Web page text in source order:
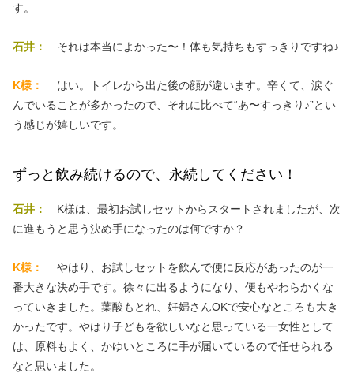
す。
石井： それは本当によかった〜！体も気持ちもすっきりですね♪
K様：
はい。トイレから出た後の顔が違います。辛くて、涙ぐ
んでいることが多かったので、それに比べて“あ〜すっきり♪”とい
う感じが嬉しいです。
ずっと飲み続けるので、永続してください！
石井：
K様は、最初お試しセットからスタートされましたが、次
に進もうと思う決め手になったのは何ですか？
K様：
やはり、お試しセットを飲んで便に反応があったのが一
番大きな決め手です。徐々に出るようになり、便もやわらかくな
っていきました。葉酸もとれ、妊婦さんOKで安心なところも大き
かったです。やはり子どもを欲しいなと思っている一女性として
は、原料もよく、かゆいところに手が届いているので任せられる
なと思いました。